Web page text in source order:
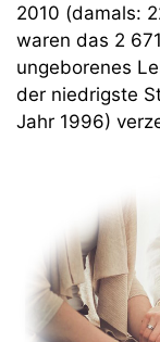
2010 (damals:
waren das 2
ungeborenes
der niedrigste
Jahr 1996)